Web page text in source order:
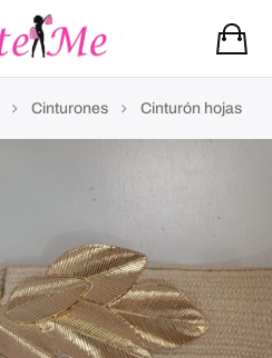
Cinturones Cinturón hojas